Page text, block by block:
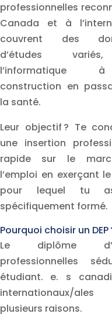
professionnelles
Canada et à
couvrent des
d’études
construction en
la santé.
Leur objectif ? Te
une insertion
rapide sur le
l’emploi en exerçant
pour lequel tu
spécifiquement formé.
Pourquoi choisir un DEP
Le diplôme
professionnelles
étudiant. e. s
internationaux/
plusieurs raisons.